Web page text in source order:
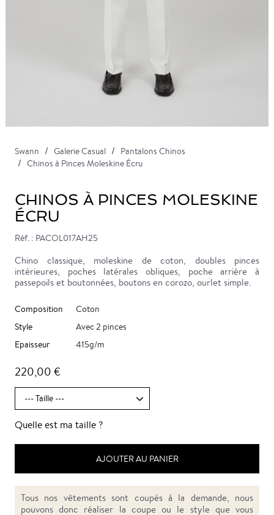
Swann Galerie Casual
Pantalons Chinos
Chinos à Pinces Moleskine Écru
CHINOS À PINCES MOLESKINE
ÉCRU
Réf. : PACOL017AH25
Chino classique, moleskine de coton, doubles pinces
intérieures, poches latérales obliques, poche arrière à
passepoils et boutonnées, boutons en corozo, ourlet simple.
Composition
Coton
Style
Avec 2 pinces
Epaisseur
415g/m
220,00 €
Quelle est ma taille ?
AJOUTER AU PANIER
Tous nos vêtements sont coupés à la demande, nous
pouvons donc réaliser la coupe ou le style que vous